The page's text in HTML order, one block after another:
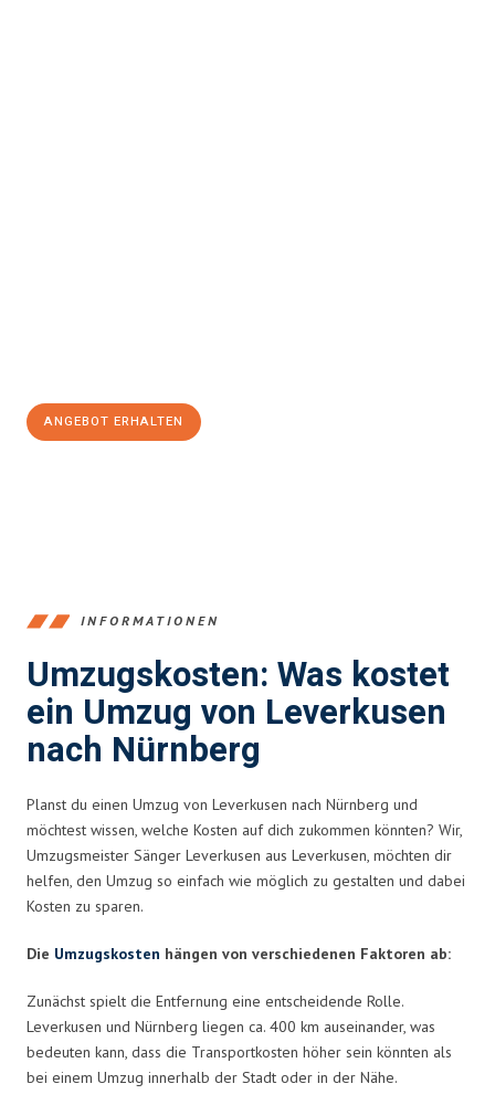
ANGEBOT ERHALTEN
INFORMATIONEN
Umzugskosten: Was kostet
ein Umzug von Leverkusen
nach Nürnberg
Planst du einen Umzug von Leverkusen nach Nürnberg und
möchtest wissen, welche Kosten auf dich zukommen könnten? Wir,
Umzugsmeister Sänger Leverkusen aus Leverkusen, möchten dir
helfen, den Umzug so einfach wie möglich zu gestalten und dabei
Kosten zu sparen.
Die Umzugskosten hängen von verschiedenen Faktoren ab:
Zunächst spielt die Entfernung eine entscheidende Rolle.
Leverkusen und Nürnberg liegen ca. 400 km auseinander, was
bedeuten kann, dass die Transportkosten höher sein könnten als
bei einem Umzug innerhalb der Stadt oder in der Nähe.